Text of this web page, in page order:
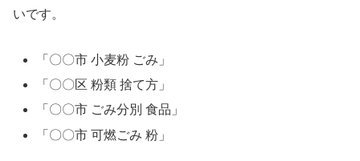
いです。
「〇〇市 小麦粉 ごみ」
「〇〇区 粉類 捨て方」
「〇〇市 ごみ分別 食品」
「〇〇市 可燃ごみ 粉」